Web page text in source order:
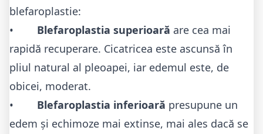
blefaroplastie:
• Blefaroplastia superioară are cea mai
rapidă recuperare. Cicatricea este ascunsă în
pliul natural al pleoapei, iar edemul este, de
obicei, moderat.
• Blefaroplastia inferioară presupune un
edem și echimoze mai extinse, mai ales dacă se